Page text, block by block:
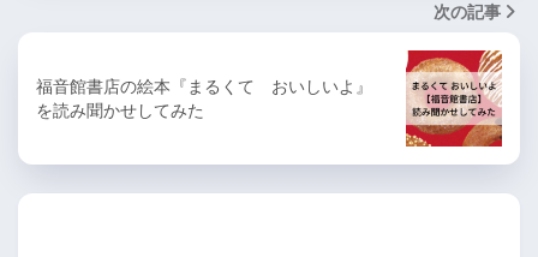
次の記事
福音館書店の絵本『まるくて おいしいよ』
を読み聞かせしてみた